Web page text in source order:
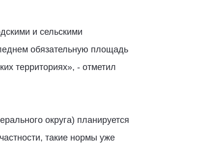
и сельскими
обязательную площадь
территориях», - отметил
округа) планируется
такие нормы уже